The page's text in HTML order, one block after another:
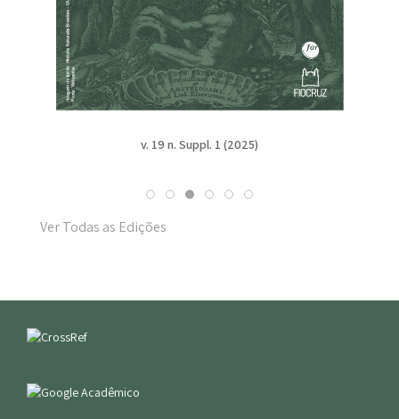
v. 19 n. Suppl. 1 (2025)
Ver Todas as Edições